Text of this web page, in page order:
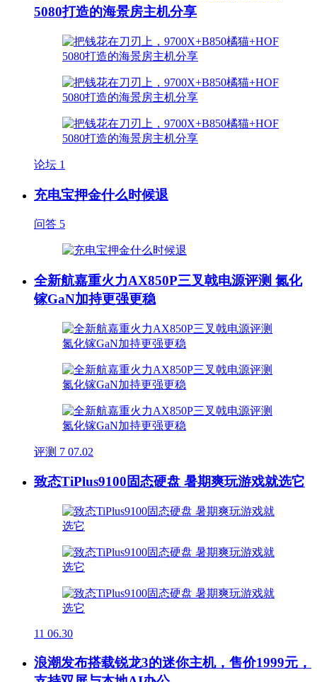
5080打造的海景房主机分享
论坛 1
充电宝押金什么时候退
问答 5
全新航嘉重火力AX850P三叉戟电源评测 氮化
镓GaN加持更强更稳
评测 7 07.02
致态TiPlus9100固态硬盘 暑期爽玩游戏就选它
11 06.30
浪潮发布搭载锐龙3的迷你主机，售价1999元，